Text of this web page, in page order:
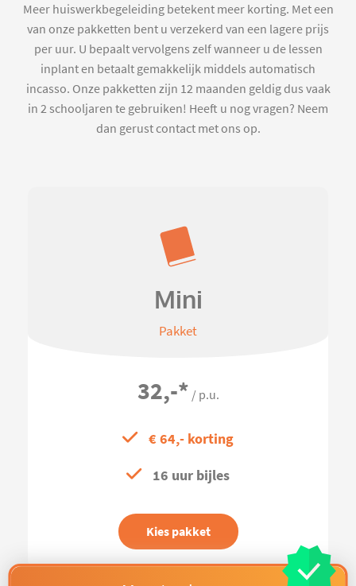
Meer huiswerkbegeleiding betekent meer korting. Met een
van onze pakketten bent u verzekerd van een lagere prijs
per uur. U bepaalt vervolgens zelf wanneer u de lessen
inplant en betaalt gemakkelijk middels automatisch
incasso. Onze pakketten zijn 12 maanden geldig dus vaak
in 2 schooljaren te gebruiken! Heeft u nog vragen? Neem
dan gerust contact met ons op.
Mini
Pakket
32,-* / p.u.
€ 64,- korting
16 uur bijles
Kies pakket